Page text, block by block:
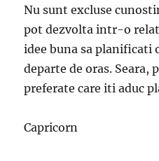
Nu sunt excluse
pot dezvolta intr-o
idee buna sa planificati
departe de oras. Seara,
preferate care iti aduc
Capricorn